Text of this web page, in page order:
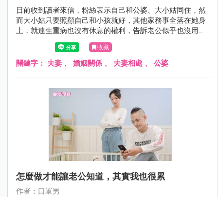
日前收到讀者來信，粉絲表示自己和公婆、大小姑同住，然
而大小姑只要照顧自己和小孩就好，其他家務事全落在她身
上，就連生重病也沒有休息的權利，告訴老公似乎也沒用，
收藏
關鍵字： 夫妻 、 婚姻關係 、 夫妻相處 、 公婆
怎麼做才能讓老公知道，其實我也很累
作者：口罩男